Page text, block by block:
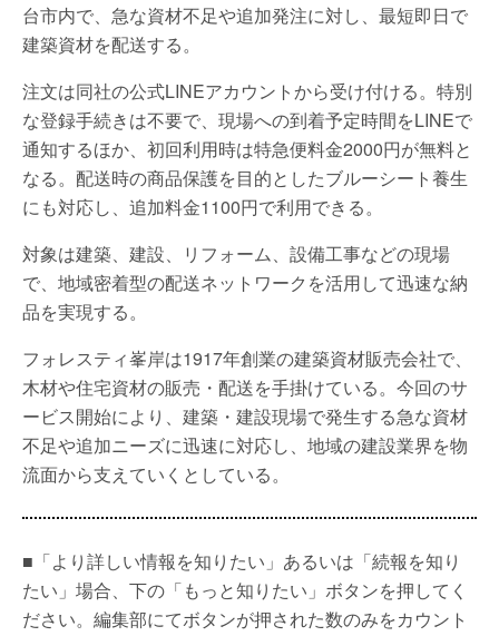
台市内で、急な資材不足や追加発注に対し、最短即日で
建築資材を配送する。
注文は同社の公式LINEアカウントから受け付ける。特別
な登録手続きは不要で、現場への到着予定時間をLINEで
通知するほか、初回利用時は特急便料金2000円が無料と
なる。配送時の商品保護を目的としたブルーシート養生
にも対応し、追加料金1100円で利用できる。
対象は建築、建設、リフォーム、設備工事などの現場
で、地域密着型の配送ネットワークを活用して迅速な納
品を実現する。
フォレスティ峯岸は1917年創業の建築資材販売会社で、
木材や住宅資材の販売・配送を手掛けている。今回のサ
ービス開始により、建築・建設現場で発生する急な資材
不足や追加ニーズに迅速に対応し、地域の建設業界を物
流面から支えていくとしている。
■「より詳しい情報を知りたい」あるいは「続報を知り
たい」場合、下の「もっと知りたい」ボタンを押してく
ださい。編集部にてボタンが押された数のみをカウント